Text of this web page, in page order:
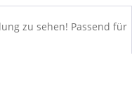
zu sehen! Passend für